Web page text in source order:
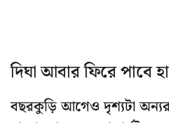
দিঘা আবার ফিরে পাবে
বছরকুড়ি আগেও দৃশ্যটা